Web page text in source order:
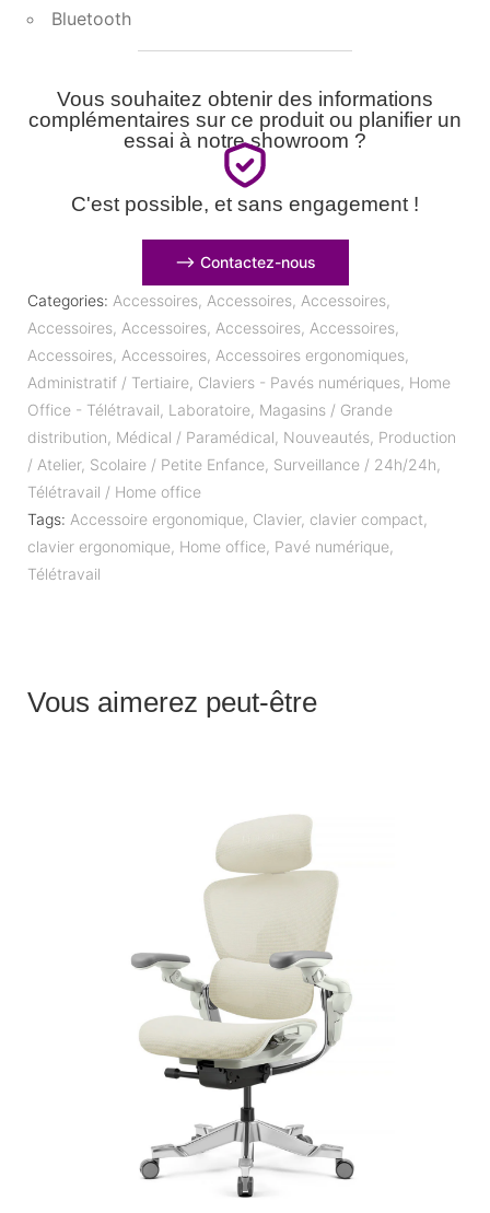
Bluetooth
Vous souhaitez obtenir des informations
complémentaires sur ce produit ou planifier un
essai à notre showroom ?
C'est possible, et sans engagement !
⟶ Contactez-nous
Categories: Accessoires, Accessoires, Accessoires,
Accessoires, Accessoires, Accessoires, Accessoires,
Accessoires, Accessoires, Accessoires ergonomiques,
Administratif / Tertiaire, Claviers - Pavés numériques, Home
Office - Télétravail, Laboratoire, Magasins / Grande
distribution, Médical / Paramédical, Nouveautés, Production
/ Atelier, Scolaire / Petite Enfance, Surveillance / 24h/24h,
Télétravail / Home office
Tags: Accessoire ergonomique, Clavier, clavier compact,
clavier ergonomique, Home office, Pavé numérique,
Télétravail
Vous aimerez peut-être